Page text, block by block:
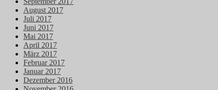
August 2017
Juli 2017
Juni 2017
Mai 2017
April 2017
März 2017
Februar 2017
Januar 2017
Dezember 2016